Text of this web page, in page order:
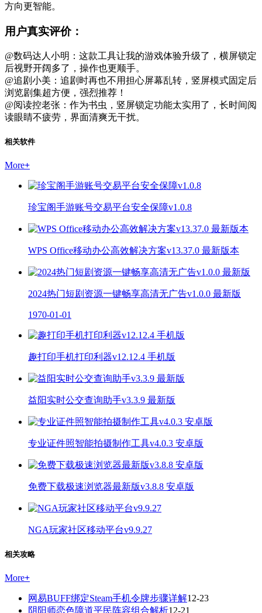
方向更智能。
用户真实评价：
@数码达人小明：这款工具让我的游戏体验升级了，横屏锁定
后视野开阔多了，操作也更顺手。
@追剧小美：追剧时再也不用担心屏幕乱转，竖屏模式固定后
浏览剧集超方便，强烈推荐！
@阅读控老张：作为书虫，竖屏锁定功能太实用了，长时间阅
读眼睛不疲劳，界面清爽无干扰。
相关软件
More+
珍宝阁手游账号交易平台安全保障v1.0.8
WPS Office移动办公高效解决方案v13.37.0 最新版本
2024热门短剧资源一键畅享高清无广告v1.0.0 最新版
1970-01-01
趣打印手机打印利器v12.12.4 手机版
益阳实时公交查询助手v3.3.9 最新版
专业证件照智能拍摄制作工具v4.0.3 安卓版
免费下载极速浏览器最新版v3.8.8 安卓版
NGA玩家社区移动平台v9.9.27
相关攻略
More+
网易BUFF绑定Steam手机令牌步骤详解12-23
阴阳师恋色障道平民阵容组合解析12-21